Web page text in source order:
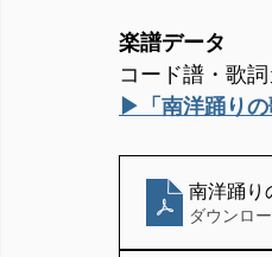
楽譜データ
コード譜・歌
▶︎「南洋踊り
南洋踊り
ダウンロ